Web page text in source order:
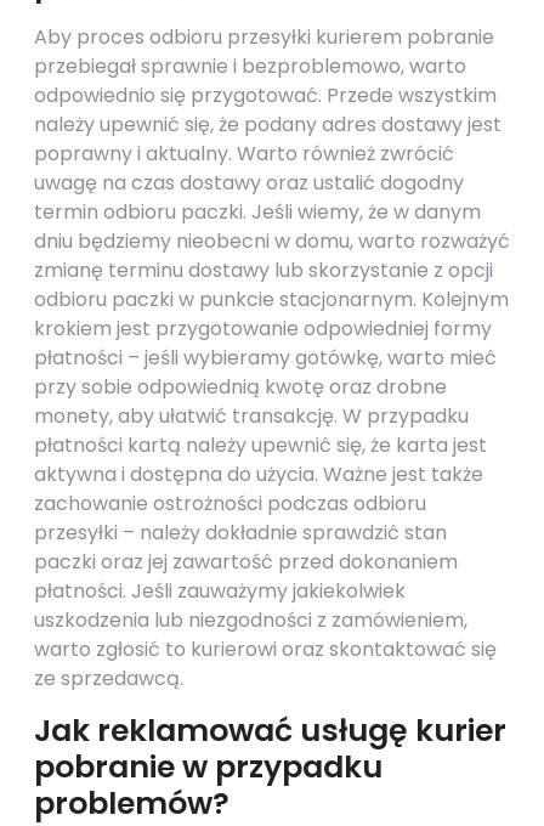
Aby proces odbioru przesyłki kurierem pobranie
przebiegał sprawnie i bezproblemowo, warto
odpowiednio się przygotować. Przede wszystkim
należy upewnić się, że podany adres dostawy jest
poprawny i aktualny. Warto również zwrócić
uwagę na czas dostawy oraz ustalić dogodny
termin odbioru paczki. Jeśli wiemy, że w danym
dniu będziemy nieobecni w domu, warto rozważyć
zmianę terminu dostawy lub skorzystanie z opcji
odbioru paczki w punkcie stacjonarnym. Kolejnym
krokiem jest przygotowanie odpowiedniej formy
płatności – jeśli wybieramy gotówkę, warto mieć
przy sobie odpowiednią kwotę oraz drobne
monety, aby ułatwić transakcję. W przypadku
płatności kartą należy upewnić się, że karta jest
aktywna i dostępna do użycia. Ważne jest także
zachowanie ostrożności podczas odbioru
przesyłki – należy dokładnie sprawdzić stan
paczki oraz jej zawartość przed dokonaniem
płatności. Jeśli zauważymy jakiekolwiek
uszkodzenia lub niezgodności z zamówieniem,
warto zgłosić to kurierowi oraz skontaktować się
ze sprzedawcą.
Jak reklamować usługę kurier
pobranie w przypadku
problemów?